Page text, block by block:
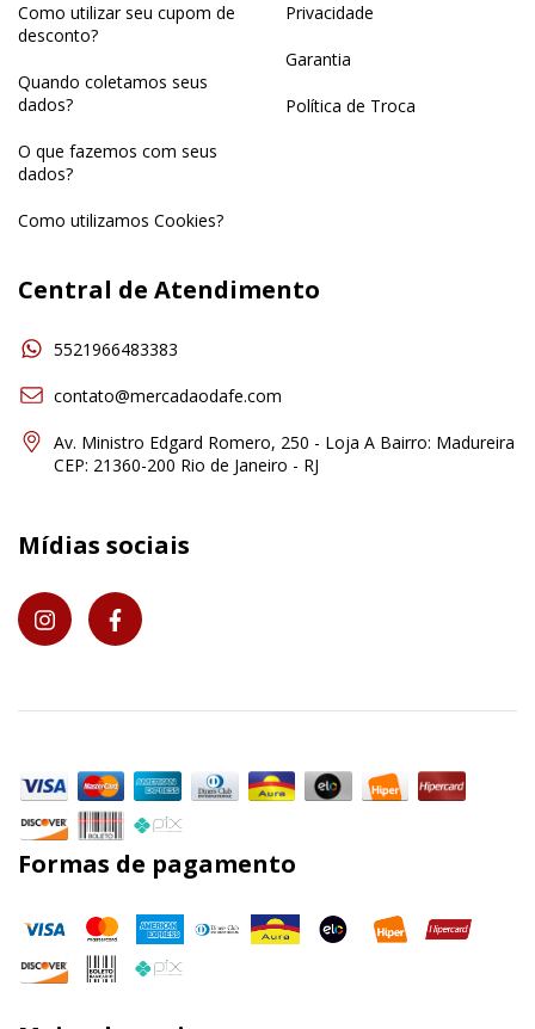
Como utilizar seu cupom de
desconto?
Quando coletamos seus
dados?
O que fazemos com seus
dados?
Como utilizamos Cookies?
Privacidade
Garantia
Política de Troca
Central de Atendimento
5521966483383
contato@mercadaodafe.com
Av. Ministro Edgard Romero, 250 - Loja A Bairro: Madureira
CEP: 21360-200 Rio de Janeiro - RJ
Mídias sociais
Formas de pagamento